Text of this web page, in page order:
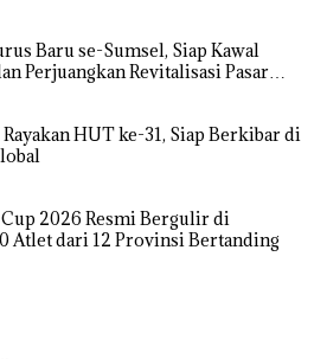
Baru se-Sumsel, Siap Kawal
Perjuangkan Revitalisasi Pasar
HUT ke-31, Siap Berkibar di
Cup 2026 Resmi Bergulir di
Atlet dari 12 Provinsi Bertanding